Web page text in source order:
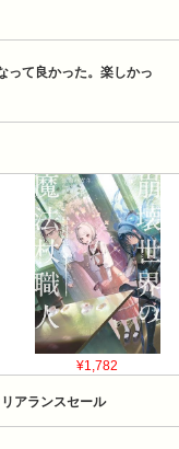
って良かった。楽しかっ
¥1,782
アランスセール